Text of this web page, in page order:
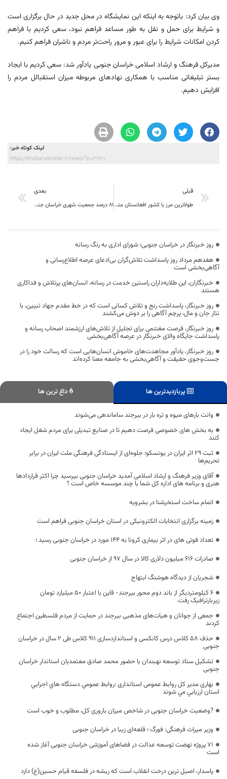
وی بیان کرد: باتوجه به اینکه این نمایشگاه در محل جدید در حال برگزاری است
و شرایط برای حمل و نقل به طور مساعد فراهم نبود، سعی کردیم با فراهم
کردن امکانات شرایط را برای عبور و مرور راحت‌تر مردم و ناشران فراهم کنیم.
مدیرکل فرهنگ و ارشاد اسلامی خراسان جنوبی یادآور شد: سعی کردیم با ایجاد
بستر تبلیغاتی مناسب با همکاری نهادهای مربوطه میزان استقبالل مردم را
افزایش دهیم.
لینک کوتاه خبر:
https://khabarvahonar.ir/news/?p=31960
قبلی
طولاترین مرز با کشور افغانستان متعلق به خراسان جنوبی است
بعدی
۸۱ درصد جمعیت شهری خراسان جنوبی از خدمات تامین اجتماعی بهره‌مند هستند
روز خبرنگار در خراسان جنوبی؛ شورای اداری به رنگ رسانه
هفدهم مرداد روز پاسداشت تلاش‌گران بی‌ادعای عرصه اطلاع‌رسانی و
آگاهی‌بخشی است
خبرنگاران، این طلایه‌داران راستین خدمت در رسانه، انسان‌های پرتلاش و فداکاری
هستند
روز خبرنگار، پاسداشت رنج و تلاش کسانی است که در خط مقدم جهاد تبیین، با
نثار جان و مال، پرچم آگاهی را بر دوش می‌کشند
روز خبرنگار، فرصت مغتنمی برای تجلیل از تلاش‌های ارزشمند اصحاب رسانه و
پاسداشت جایگاه والای خبرنگار در عرصه آگاهی‌بخشی
روز خبرنگار، یادآور مجاهدت‌های خاموش انسان‌هایی است که رسالت خود را در
جست‌وجوی حقیقت و آگاهی‌بخشی به جامعه معنا کرده‌اند
پربازدیدترین ها داغ ترین ها
وانت بارهای میوه و تره بار در بیرجند ساماندهی می‌شوند
به بخش های خصوصی فرصت دهیم تا در صنایع تبدیلی برای مردم شغل ایجاد
کنند
ثبت ۲۹ اثر ایران در یونسکو؛ جلوه‌ای از ایستادگی فرهنگی ملت ایران در برابر
تحریم‌ها
آقای وزیر فرهنگ و ارشاد اسلامی آمدید خراسان جنوبی بپرسید چرا اکثر قراردادها
هنری و برنامه های اداره کل شما با چند موسسه خاص است ؟
اتمام ساخت استخرشنا در بشرویه
زمینه برگزاری انتخابات الکترونیکی در استان خراسان جنوبی فراهم است
تعداد فوتی های در اثر بیماری کرونا به 144 مورد در خراسان جنوبی رسید ؛
صادرات 616 میلیون دلاری کالا در سال 97 از خراسان جنوبی
شجریان از دیدگاه هوشنگ ابتهاج
۶ کیلومتردیگر از باند دوم محور بیرجند- قاین با اعتبار ۵۰ میلیارد تومان
زیربارترافیک رفت.
جمعی از جوانان و هیات‌های مذهبی بیرجند در حمایت از مردم فلسطین اجتماع
کردند
حذف ۵۸ کلاس درس کانکسی و استانداردسازی ۹۱۱ کلاس طی ۲ سال در خراسان
جنوبی
تشکیل ستاد توسعه نهبندان با حضور محمد صادق معتمدیان استاندار خراسان
جنوبی
بهاری مدیر کل روابط عمومی استانداری :روابط عمومي دستگاه هاي اجرايي
استان ارزيابي مي شوند
?وضعیت خراسان جنوبی در شاخص میزان باروری کل، مطلوب و خوب است
وزیر میراث فرهنگی: فورگ ؛ قلعه‌ای زیبا در خراسان جنوبی
۷۱ پروژه نهضت توسعه عدالت در فضاهای آموزشی خراسان جنوبی آغاز شده
است
پاسدار، اصیل ترین درخت انقلاب است که ریشه در فلسفه قیام حسین(ع) دارد